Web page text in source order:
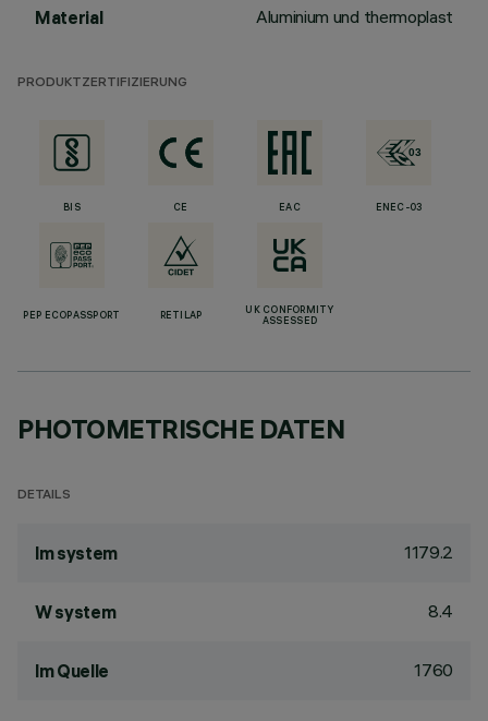
Material Aluminium und thermoplast
PRODUKTZERTIFIZIERUNG
BIS CE EAC ENEC-03
PEP ECOPASSPORT RETILAP
UK CONFORMITY
ASSESSED
PHOTOMETRISCHE DATEN
DETAILS
lm system 1179.2
W system 8.4
lm Quelle 1760